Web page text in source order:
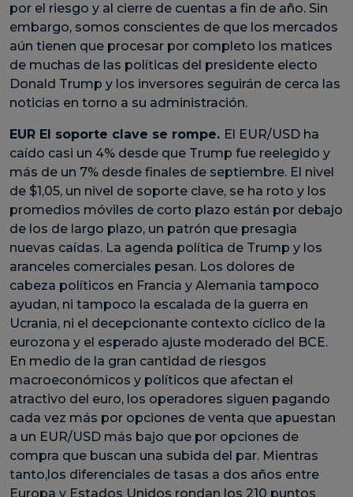
por el riesgo y al cierre de cuentas a fin de año. Sin
embargo, somos conscientes de que los mercados
aún tienen que procesar por completo los matices
de muchas de las políticas del presidente electo
Donald Trump y los inversores seguirán de cerca las
noticias en torno a su administración.
EUR El soporte clave se rompe. El EUR/USD ha
caído casi un 4% desde que Trump fue reelegido y
más de un 7% desde finales de septiembre. El nivel
de $1,05, un nivel de soporte clave, se ha roto y los
promedios móviles de corto plazo están por debajo
de los de largo plazo, un patrón que presagia
nuevas caídas. La agenda política de Trump y los
aranceles comerciales pesan. Los dolores de
cabeza políticos en Francia y Alemania tampoco
ayudan, ni tampoco la escalada de la guerra en
Ucrania, ni el decepcionante contexto cíclico de la
eurozona y el esperado ajuste moderado del BCE.
En medio de la gran cantidad de riesgos
macroeconómicos y políticos que afectan el
atractivo del euro, los operadores siguen pagando
cada vez más por opciones de venta que apuestan
a un EUR/USD más bajo que por opciones de
compra que buscan una subida del par. Mientras
tanto,los diferenciales de tasas a dos años entre
Europa y Estados Unidos rondan los 210 puntos